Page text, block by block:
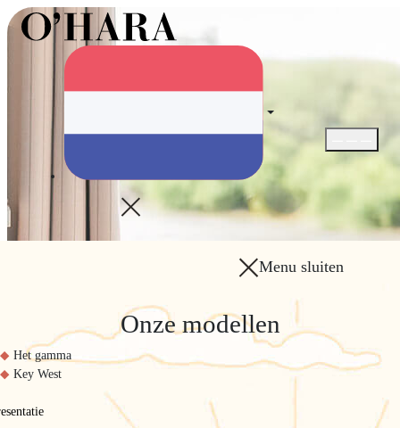
Menu
Menu sluiten
Onze modellen
Het gamma
Key West